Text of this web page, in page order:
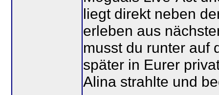
liegt direkt neben
erleben aus
musst du runter auf
später in Eurer
Alina strahlte und